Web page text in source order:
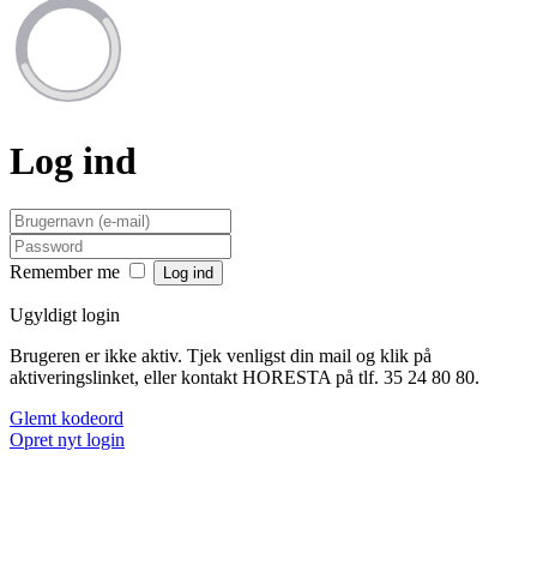
Log ind
Remember me
Ugyldigt login
Brugeren er ikke aktiv. Tjek venligst din mail og klik på
aktiveringslinket, eller kontakt HORESTA på tlf. 35 24 80 80.
Glemt kodeord
Opret nyt login